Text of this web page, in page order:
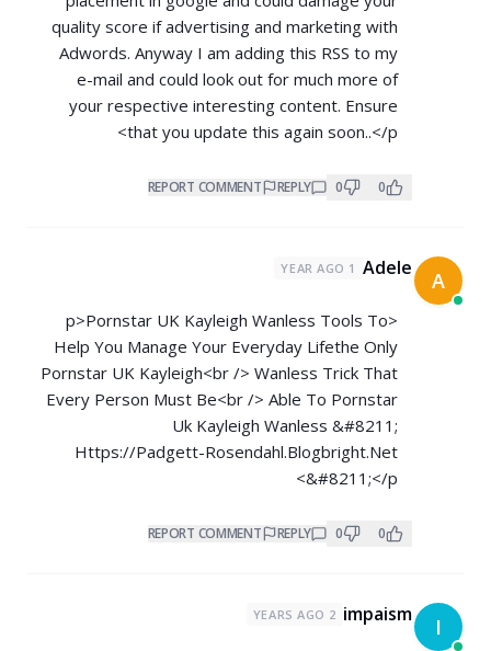
quality score if advertising and marketing with
Adwords. Anyway I am adding this RSS to my
e-mail and could look out for much more of
your respective interesting content. Ensure
that you update this again soon..</p>
0
0
REPLY
REPORT COMMENT
A
Adele
1 YEAR AGO
<p>Pornstar UK Kayleigh Wanless Tools To
Help You Manage Your Everyday Lifethe Only
Pornstar UK Kayleigh<br /> Wanless Trick That
Every Person Must Be<br /> Able To Pornstar
Uk Kayleigh Wanless &#8211;
Https://Padgett-Rosendahl.Blogbright.Net
&#8211;</p>
0
0
REPLY
REPORT COMMENT
I
impaism
2 YEARS AGO